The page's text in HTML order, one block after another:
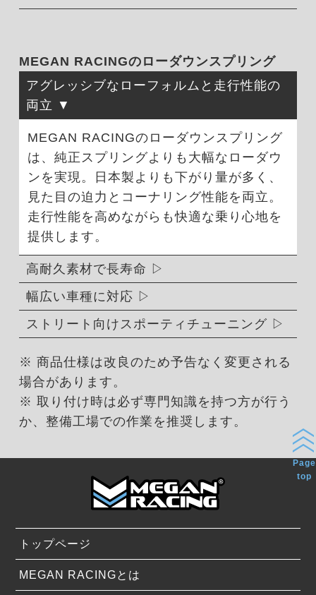
MEGAN RACINGのローダウンスプリング
アグレッシブなローフォルムと走行性能の
両立
MEGAN RACINGのローダウンスプリング
は、純正スプリングよりも大幅なローダウ
ンを実現。日本製よりも下がり量が多く、
見た目の迫力とコーナリング性能を両立。
走行性能を高めながらも快適な乗り心地を
提供します。
高耐久素材で長寿命
幅広い車種に対応
ストリート向けスポーティチューニング
※ 商品仕様は改良のため予告なく変更される
場合があります。
※ 取り付け時は必ず専門知識を持つ方が行う
か、整備工場での作業を推奨します。
トップページ
MEGAN RACINGとは
Page
top